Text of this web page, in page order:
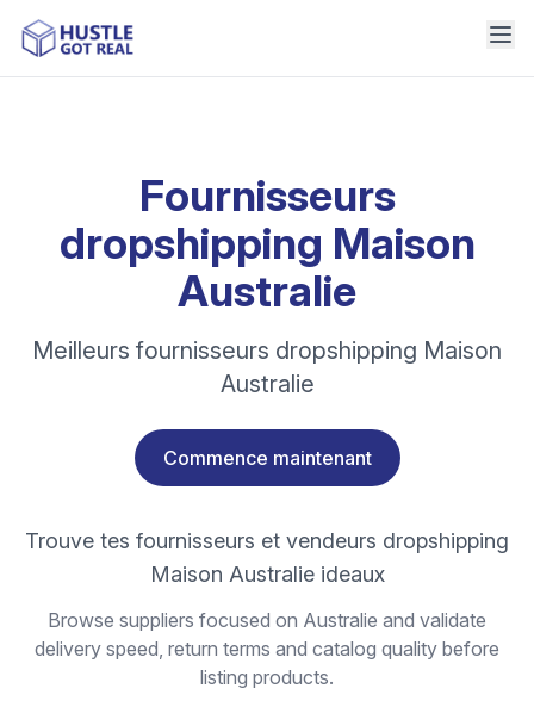
Fournisseurs
dropshipping Maison
Australie
Meilleurs fournisseurs dropshipping Maison
Australie
Commence maintenant
Trouve tes fournisseurs et vendeurs dropshipping
Maison Australie ideaux
Browse suppliers focused on Australie and validate
delivery speed, return terms and catalog quality before
listing products.